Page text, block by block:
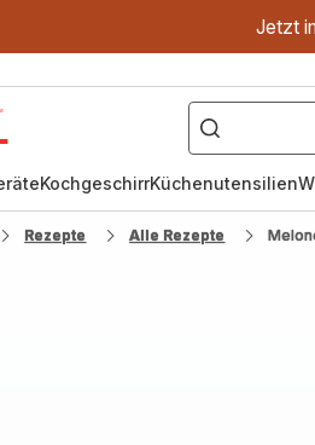
Jetzt
["OptiGrill","Easy
Fry","Pfanne"]
KochgeschirrKüchenutensilien
Rezepte Alle Rezepte